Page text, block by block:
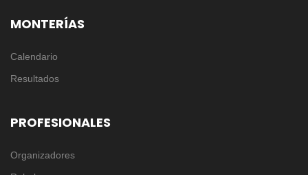
MONTERÍAS
Calendario
Resultados
PROFESIONALES
Organizadores